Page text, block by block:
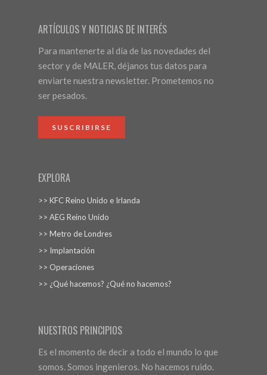
ARTÍCULOS Y NOTICIAS DE INTERÉS
Para mantenerte al día de las novedades del
sector y de MALER, déjanos tus datos para
enviarte nuestra newsletter. Prometemos no
ser pesados.
SUSCRIBIRSE
EXPLORA
>> KFC Reino Unido e Irlanda
>> AEG Reino Unido
>> Metro de Londres
>> Implantación
>> Operaciones
>> ¿Qué hacemos? ¿Qué no hacemos?
NUESTROS PRINCIPIOS
Es el momento de decir a todo el mundo lo que
somos. Somos ingenieros. No hacemos ruido.